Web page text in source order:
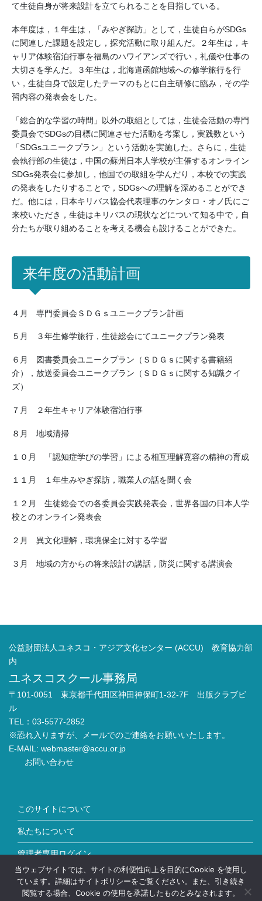
て生徒自身が将来設計を立てられることを目指している。
本年度は，１年生は，「みやぎ探訪」として，生徒自らがSDGs
に関連した課題を設定し，探究活動に取り組んだ。２年生は，キ
ャリア体験宿泊行事を福島のハワイアンズで行い，礼儀や仕事の
大切さを学んだ。３年生は，北海道函館地域への修学旅行を行
い，生徒自身で設定したテーマのもとに自主研修に臨み，その学
習内容の発表会をした。
「総合的な学習の時間」以外の取組としては，生徒会活動の専門
委員会でSDGsの目標に関連させた活動を考案し，実践数という
「SDGsユニークプラン」という活動を実施した。さらに，生徒
会執行部の生徒は，中国の蘇州日本人学校が主催するオンライン
SDGs発表会に参加し，他国での取組を学んだり，本校での実践
の発表をしたりすることで，SDGsへの理解を深めることができ
だ。他には，日本キリバス協会代表理事のケンタロ・オノ氏にご
来校いただき，生徒はキリバスの現状などについて知る中で，自
分たちが取り組めることを考える機会も設けることができた。
来年度の活動計画
４月 専門委員会ＳＤＧｓユニークプラン計画
５月 ３年生修学旅行，生徒総会にてユニークプラン発表
６月 図書委員会ユニークプラン（ＳＤＧｓに関する書籍紹
介），放送委員会ユニークプラン（ＳＤＧｓに関する知識クイ
ズ）
７月 ２年生キャリア体験宿泊行事
８月 地域清掃
１０月 「認知症学びの学習」による相互理解寛容の精神の育成
１１月 １年生みやぎ探訪，職業人の話を聞く会
１２月 生徒総会での各委員会実践発表会，世界各国の日本人学
校とのオンライン発表会
２月 異文化理解，環境保全に対する学習
３月 地域の方からの将来設計の講話，防災に関する講演会
公益財団法人ユネスコ・アジア文化センター (ACCU) 教育協力部
内
ユネスコスクール事務局
〒101-0051 東京都千代田区神田神保町1-32-7F 出版クラブビ
ル
TEL：03-5577-2852
※恐れ入りますが、メールでのご連絡をお願いいたします。
E-MAIL: webmaster@accu.or.jp
お問い合わせ
このサイトについて
私たちについて
管理者専用ログイン
Copyright © ユネスコスクール All Rights Reserved.
当ウェブサイトでは、サイトの利便性向上を目的にCookie を使用し
ています。詳細はサイトポリシーをご覧ください。また、引き続き
閲覧する場合、Cookie の使用を承諾したものとみなされます。